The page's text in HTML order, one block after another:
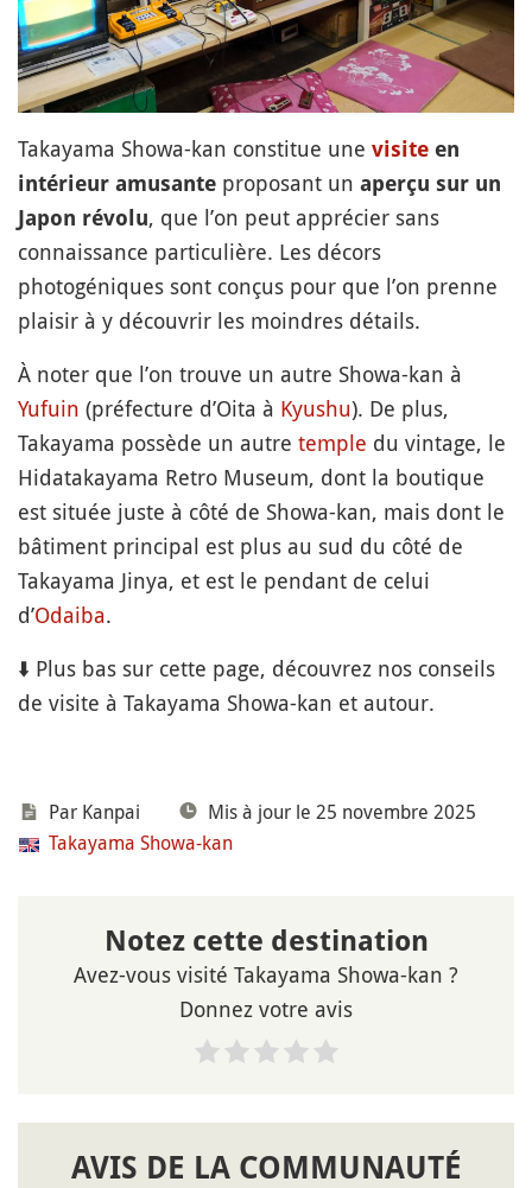
Takayama Showa-kan constitue une visite en
intérieur amusante proposant un aperçu sur un
Japon révolu, que l’on peut apprécier sans
connaissance particulière. Les décors
photogéniques sont conçus pour que l’on prenne
plaisir à y découvrir les moindres détails.
À noter que l’on trouve un autre Showa-kan à
Yufuin (préfecture d’Oita à Kyushu). De plus,
Takayama possède un autre temple du vintage, le
Hidatakayama Retro Museum, dont la boutique
est située juste à côté de Showa-kan, mais dont le
bâtiment principal est plus au sud du côté de
Takayama Jinya, et est le pendant de celui
d’Odaiba.
⬇️ Plus bas sur cette page, découvrez nos conseils
de visite à Takayama Showa-kan et autour.
Par Kanpai
Mis à jour le 25 novembre 2025
Takayama Showa-kan
Notez cette destination
Avez-vous visité Takayama Showa-kan ?
Donnez votre avis
AVIS DE LA COMMUNAUTÉ